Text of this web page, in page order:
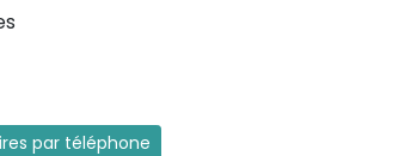
par téléphone